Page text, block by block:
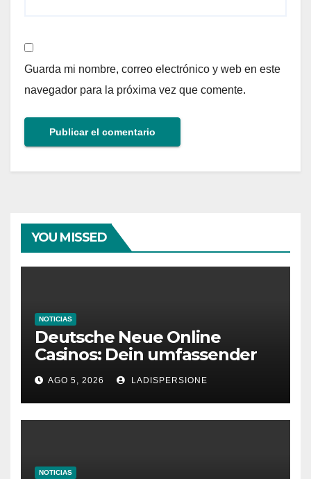
Guarda mi nombre, correo electrónico y web en este
navegador para la próxima vez que comente.
YOU MISSED
NOTICIAS
Deutsche Neue Online
Casinos: Dein umfassender
Ratgeber für moderne
Glücksspielplattformen
AGO 5, 2026 LADISPERSIONE
NOTICIAS